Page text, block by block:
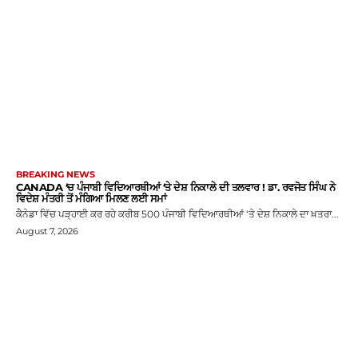
BREAKING NEWS
CANADA ‘ਚ ਪੰਜਾਬੀ ਵਿਦਿਆਰਥੀਆਂ ‘ਤੇ ਦੇਸ਼ ਨਿਕਾਲੇ ਦੀ ਤਲਵਾਰ ! ਡਾ. ਰਵਜੋਤ ਸਿੰਘ ਨੇ
ਵਿਦੇਸ਼ ਮੰਤਰੀ ਤੋਂ ਮੰਗਿਆ ਮਿਲਣ ਲਈ ਸਮਾਂ
ਕੈਨੇਡਾ ਵਿੱਚ ਪੜ੍ਹਾਈ ਕਰ ਰਹੇ ਕਰੀਬ 500 ਪੰਜਾਬੀ ਵਿਦਿਆਰਥੀਆਂ ‘ਤੇ ਦੇਸ਼ ਨਿਕਾਲੇ ਦਾ ਖ਼ਤਰਾ...
August 7, 2026